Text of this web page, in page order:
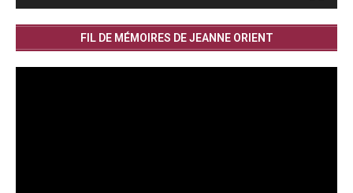
FIL DE MÉMOIRES DE JEANNE ORIENT